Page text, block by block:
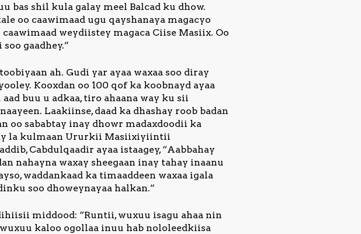
bas shil kula galay meel Balcad ku dhow.
oo caawimaad ugu qayshanaya magacyo
weydiistey magaca Ciise Masiix. Oo
gaadhey.”
ah. Gudi yar ayaa waxaa soo diray
Kooxdan oo 100 qof ka koobnayd ayaa
buu u adkaa, tiro ahaana way ku sii
Laakiinse, daad ka dhashay roob badan
oo sababtay inay dhowr madaxdoodii ka
la kulmaan Ururkii Masiixiyiintii
Cabdulqaadir ayaa istaagey, “Aabbahay
nahayna waxay sheegaan inay tahay inaanu
waddankaad ka timaaddeen waxaa igala
soo dhoweynayaa halkan.”
middood: “Runtii, wuxuu isagu ahaa nin
kaloo ogollaa inuu hab nololeedkiisa